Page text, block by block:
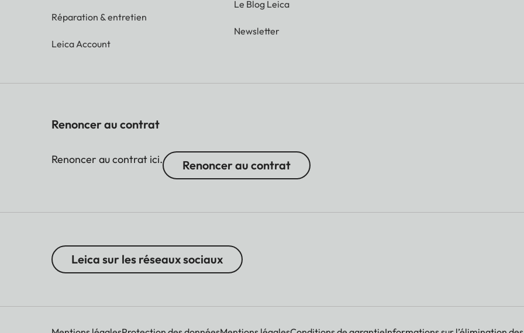
Réparation & entretien
Leica Account
Le Blog Leica
Newsletter
Renoncer au contrat
Renoncer au contrat ici. Renoncer au contrat
Leica sur les réseaux sociaux